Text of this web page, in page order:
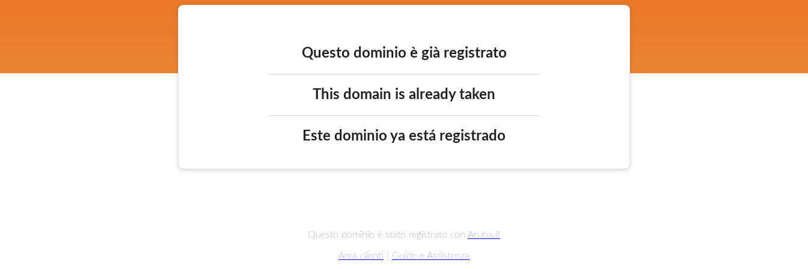
Questo dominio è già registrato
This domain is already taken
Este dominio ya está registrado
Questo dominio è stato registrato con Aruba.it
Area clienti Guide e Assistenza